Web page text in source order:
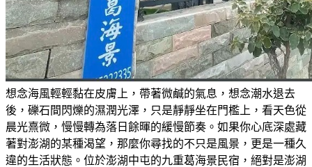
想念海風輕輕黏在皮膚上，帶著微鹹的氣息，想念潮水退去
後，礫石間閃爍的濕潤光澤，只是靜靜坐在門檻上，看天色從
晨光熹微，慢慢轉為落日餘暉的緩慢節奏。如果你心底深處藏
著對澎湖的某種渴望，那麼你尋找的不只是風景，更是一種久
違的生活狀態。位於澎湖中屯的九重葛海景民宿，絕對是澎湖